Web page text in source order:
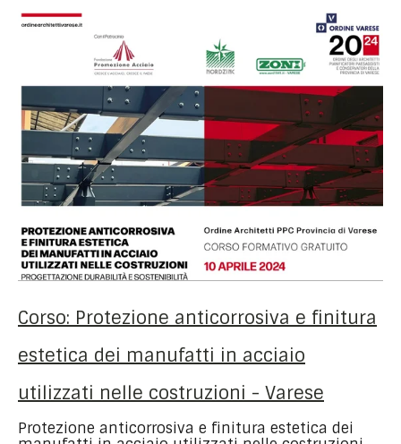
Corso: Protezione anticorrosiva e finitura
estetica dei manufatti in acciaio
utilizzati nelle costruzioni - Varese
Protezione anticorrosiva e finitura estetica dei